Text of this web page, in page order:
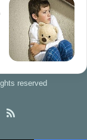
reserved